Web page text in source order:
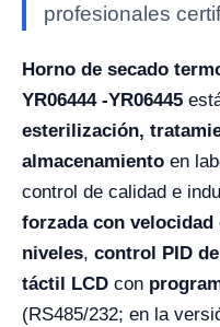
profesionales
Horno de secado
YR06444 -YR06445
esterilización,
almacenamiento en
control de calidad e
forzada con
niveles, control PID
táctil LCD con
(RS485/232; en la